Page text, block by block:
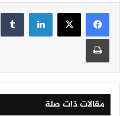
لينكدإن
مقالات ذات صلة